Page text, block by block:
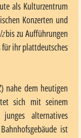
als Kulturzentrum
Konzerten und
bis zu Aufführungen
ihr plattdeutsches
nahe dem heutigen
sich mit seinem
alternatives
ist